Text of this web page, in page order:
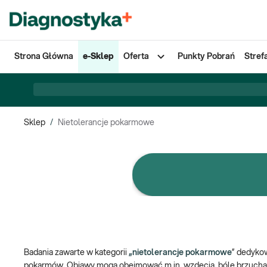
Strona Główna e-Sklep Oferta Punkty Pobrań
Sklep / Nietolerancje pokarmowe
Badania zawarte w kategorii „nietolerancje pokarmowe”